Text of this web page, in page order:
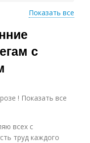
Поздравления с
подарком
Показать все
с
! Показать все
всех с
труд каждого